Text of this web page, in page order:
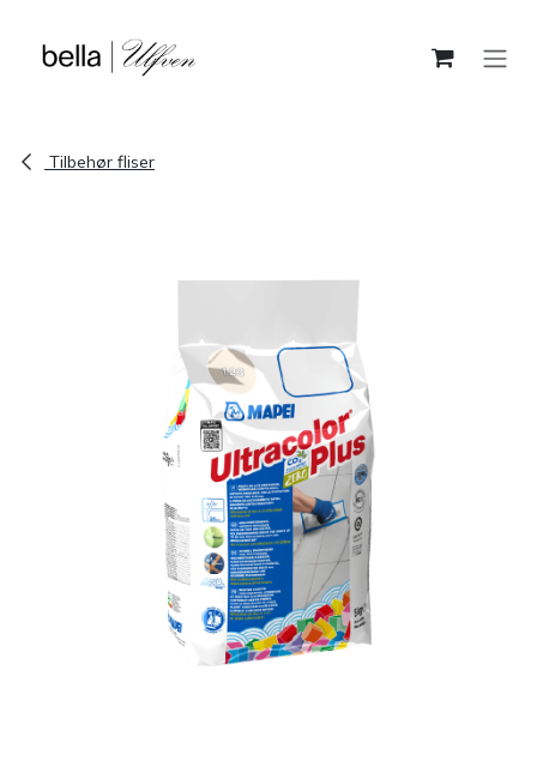
Tilbehør fliser